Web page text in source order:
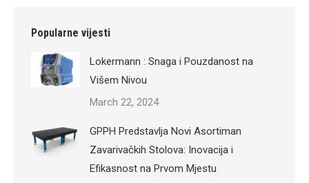
Popularne vijesti
Lokermann : Snaga i Pouzdanost na
Višem Nivou
March 22, 2024
GPPH Predstavlja Novi Asortiman
Zavarivačkih Stolova: Inovacija i
Efikasnost na Prvom Mjestu